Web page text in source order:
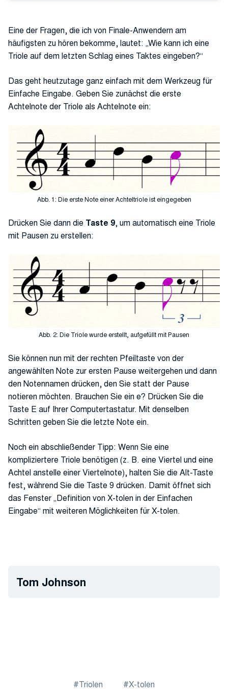
Eine der Fragen, die ich von Finale-Anwendern am
häufigsten zu hören bekomme, lautet: „Wie kann ich eine
Triole auf dem letzten Schlag eines Taktes eingeben?“
Das geht heutzutage ganz einfach mit dem Werkzeug für
Einfache Eingabe. Geben Sie zunächst die erste
Achtelnote der Triole als Achtelnote ein:
Abb. 1: Die erste Note einer Achteltriole ist eingegeben
Drücken Sie dann die Taste 9, um automatisch eine Triole
mit Pausen zu erstellen:
Abb. 2: Die Triole wurde erstellt, aufgefüllt mit Pausen
Sie können nun mit der rechten Pfeiltaste von der
angewählten Note zur ersten Pause weitergehen und dann
den Notennamen drücken, den Sie statt der Pause
notieren möchten. Brauchen Sie ein e? Drücken Sie die
Taste E auf Ihrer Computertastatur. Mit denselben
Schritten geben Sie die letzte Note ein.
Noch ein abschließender Tipp: Wenn Sie eine
kompliziertere Triole benötigen (z. B. eine Viertel und eine
Achtel anstelle einer Viertelnote), halten Sie die Alt-Taste
fest, während Sie die Taste 9 drücken. Damit öffnet sich
das Fenster „Definition von X-tolen in der Einfachen
Eingabe“ mit weiteren Möglichkeiten für X-tolen.
Tom Johnson
Triolen X-tolen